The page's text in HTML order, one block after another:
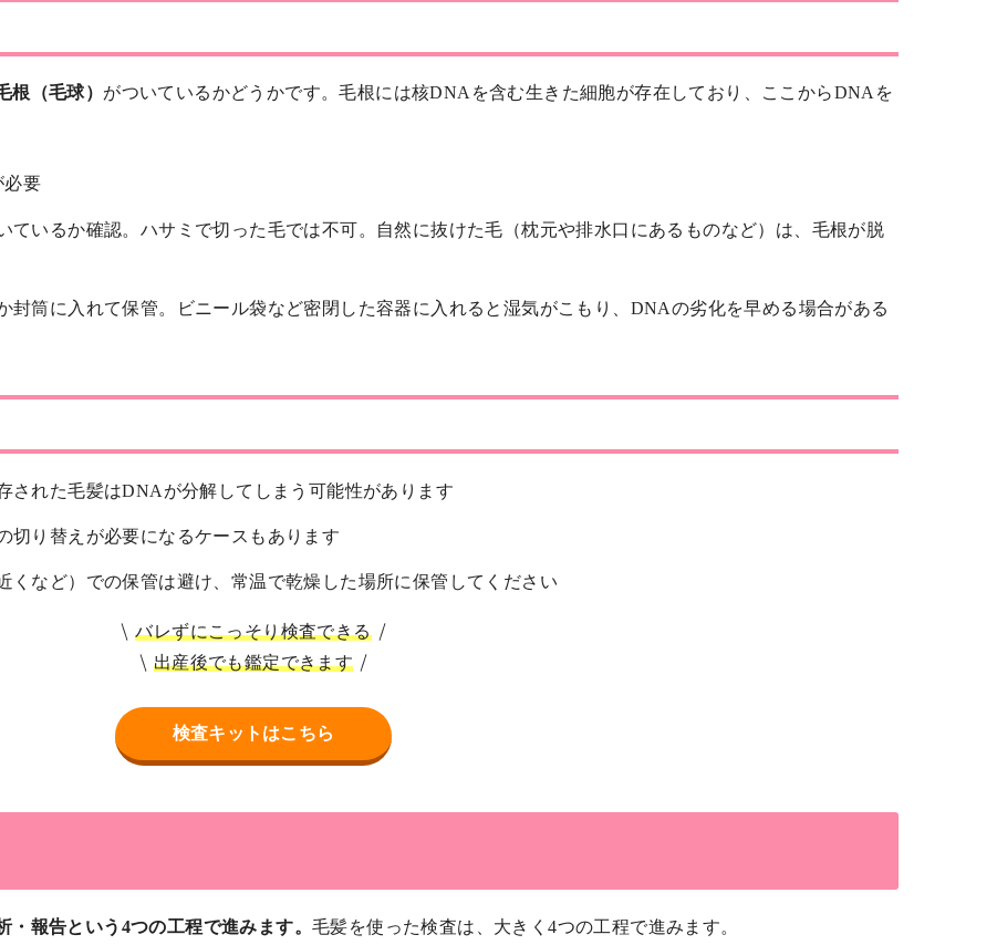
根（毛球） がついているかどうかです。毛根には核DNAを含む生きた細胞が存在しており、ここからDNAを
必要
ているか確認。ハサミで切った毛では不可。自然に抜けた毛（枕元や排水口にあるものなど）は、毛根が脱
封筒に入れて保管。ビニール袋など密閉した容器に入れると湿気がこもり、DNAの劣化を早める場合がある
された毛髪はDNAが分解してしまう可能性があります
切り替えが必要になるケースもあります
くなど）での保管は避け、常温で乾燥した場所に保管してください
バレずにこっそり検査できる
出産後でも鑑定できます
検査キットはこちら
報告という4つの工程で進みます。 毛髪を使った検査は、大きく4つの工程で進みます。